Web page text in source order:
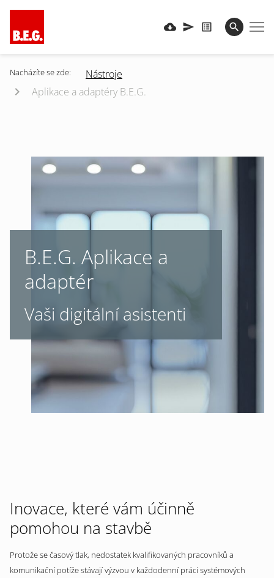
Nacházíte se zde:
Nástroje
Aplikace a adaptéry B.E.G.
B.E.G. Aplikace a
adaptér
Vaši digitální asistenti
Inovace, které vám účinně
pomohou na stavbě
Protože se časový tlak, nedostatek kvalifikovaných pracovníků a
komunikační potíže stávají výzvou v každodenní práci systémových